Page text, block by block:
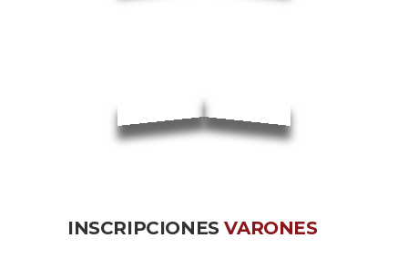
INSCRIPCIONESVARONES